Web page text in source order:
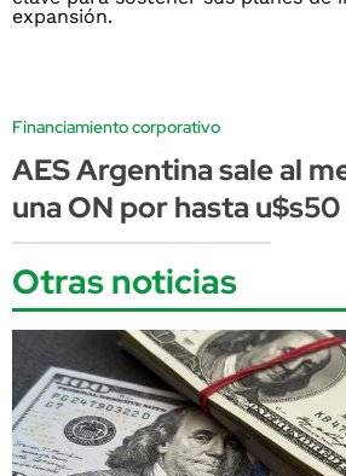
Financiamiento corporativo
AES Argentina sale al
una ON por hasta
Otras noticias